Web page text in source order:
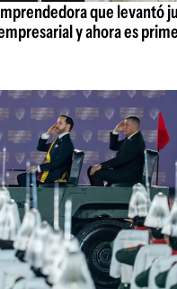
que levantó
y ahora es